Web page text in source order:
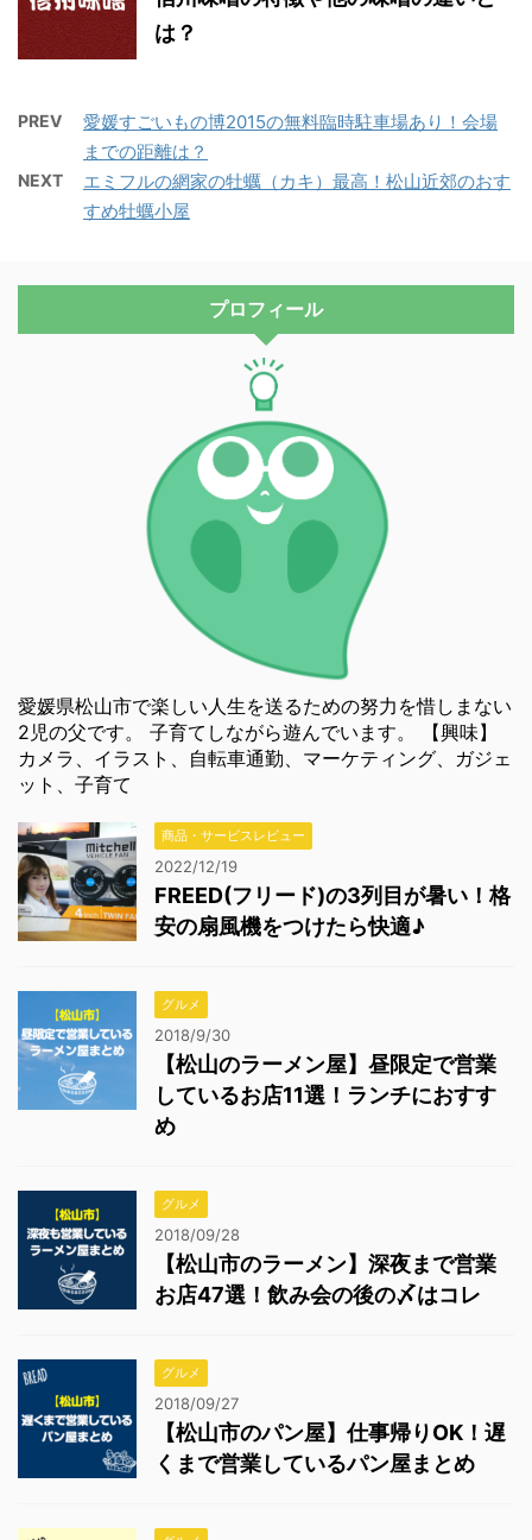
は？
PREV
愛媛すごいもの博2015の無料臨時駐車場あり！会場
までの距離は？
NEXT
エミフルの網家の牡蠣（カキ）最高！松山近郊のおす
すめ牡蠣小屋
プロフィール
愛媛県松山市で楽しい人生を送るための努力を惜しまない
2児の父です。 子育てしながら遊んでいます。 【興味】
カメラ、イラスト、自転車通勤、マーケティング、ガジェ
ット、子育て
商品・サービスレビュー
2022/12/19
FREED(フリード)の3列目が暑い！格
安の扇風機をつけたら快適♪
グルメ
2018/9/30
【松山のラーメン屋】昼限定で営業
しているお店11選！ランチにおすす
め
グルメ
2018/09/28
【松山市のラーメン】深夜まで営業
お店47選！飲み会の後の〆はコレ
グルメ
2018/09/27
【松山市のパン屋】仕事帰りOK！遅
くまで営業しているパン屋まとめ